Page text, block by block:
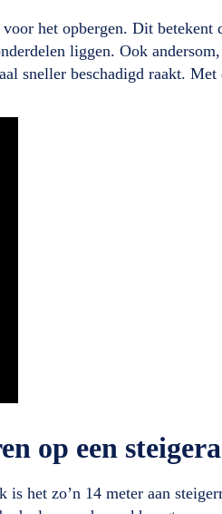
het opbergen. Dit
liggen. Ook
sneller beschadigd raakt. Met
op een
het zo’n 14 meter aan